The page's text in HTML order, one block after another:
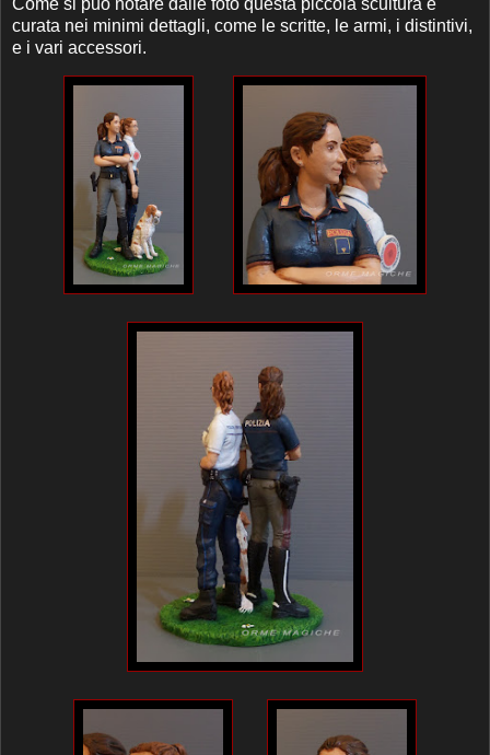
curata nei minimi dettagli, come le scritte, le armi, i distintivi,
e i vari accessori.